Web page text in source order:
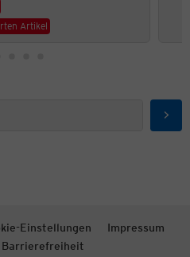
Artikel
Einstellungen
Impressum
Barrierefreiheit